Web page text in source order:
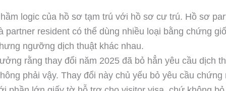
logic của hồ sơ tạm trú với hồ sơ cư trú. Hồ sơ
partner resident có thể dùng nhiều loại bằng chứng
ngưỡng dịch thuật khác nhau.
rằng thay đổi năm 2025 đã bỏ hẳn yêu cầu dịch
phải vậy. Thay đổi này chủ yếu bỏ yêu cầu chứng